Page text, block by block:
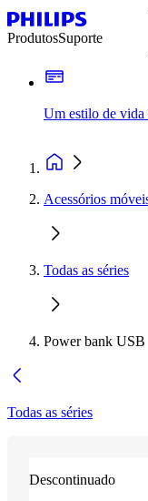
ProdutosSuporte
Um estilo de vida
Acessórios
Todas as séries
Power bank USB
Todas as séries
Descontinuado